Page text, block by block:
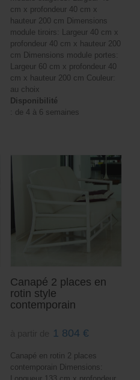
cm x profondeur 40 cm x
hauteur 200 cm Dimensions
module tiroirs: Largeur 40 cm x
profondeur 40 cm x hauteur 200
cm Dimensions module portes:
Largeur 60 cm x profondeur 40
cm x hauteur 200 cm Couleur:
au choix
Disponibilité
: de 4 à 6 semaines
Canapé 2 places en
rotin style
contemporain
1 804 €
Canapé en rotin 2 places
contemporain Dimensions: